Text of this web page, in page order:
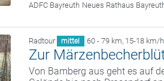
ADFC Bayreuth Neues Rathaus
Radtour mittel 60 - 79 km, 15-18 km/h
Zur
Von Bamberg aus geht es auf